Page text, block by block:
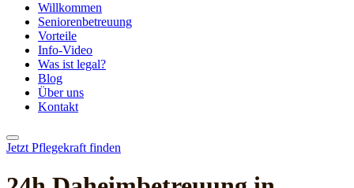
Willkommen
Seniorenbetreuung
Vorteile
Info-Video
Was ist legal?
Blog
Über uns
Kontakt
Jetzt Pflegekraft finden